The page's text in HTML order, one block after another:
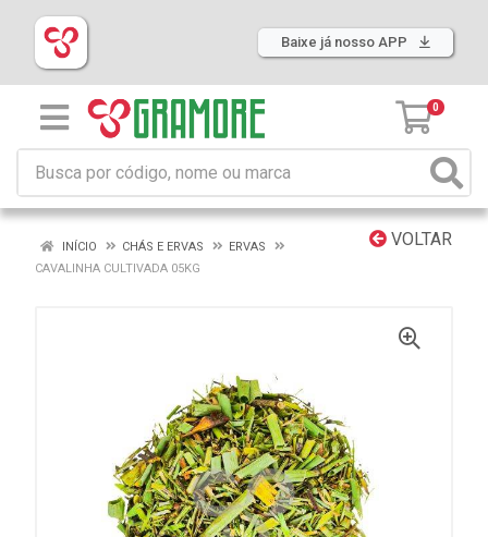
Baixe já nosso APP
0
VOLTAR
INÍCIO CHÁS E ERVAS
ERVAS
CAVALINHA CULTIVADA 05KG